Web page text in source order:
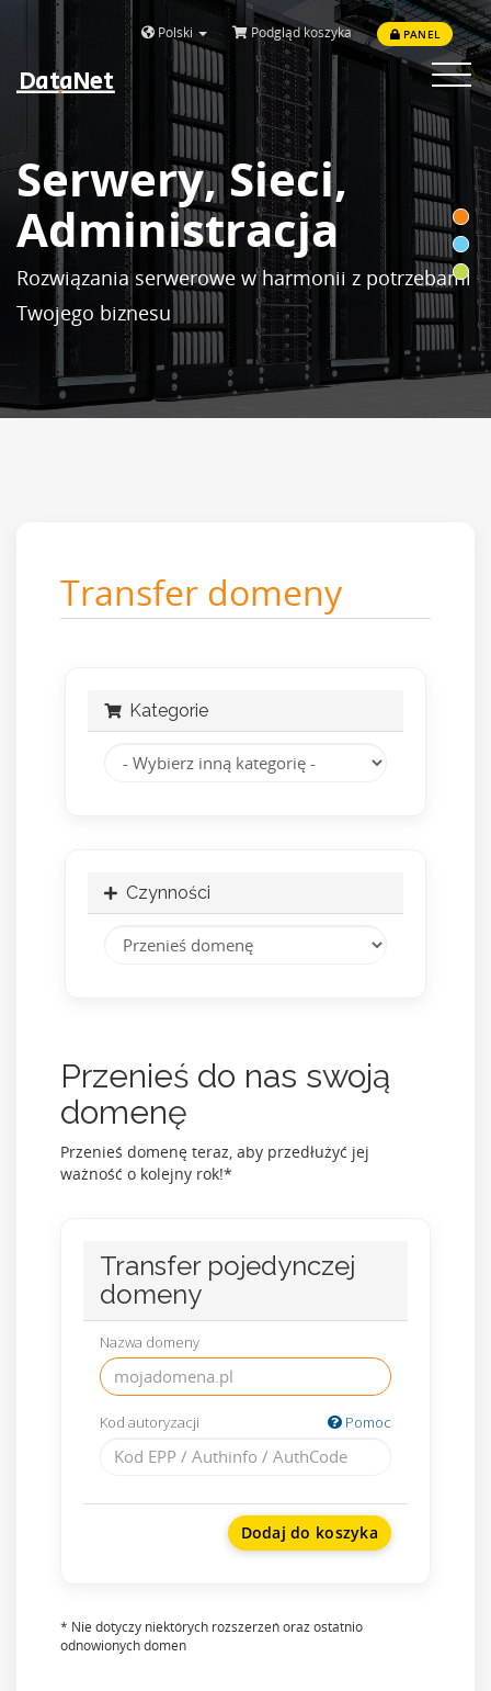
Polski Podgląd koszyka PANEL
DataNet
Toggle
Serwery, Sieci,
Administracja
Rozwiązania serwerowe w harmonii z potrzebami
Twojego biznesu
Transfer domeny
Kategorie
Czynności
Przenieś do nas swoją
domenę
Przenieś domenę teraz, aby przedłużyć jej
ważność o kolejny rok!*
Transfer pojedynczej
domeny
Nazwa domeny
Kod autoryzacji Pomoc
Dodaj do koszyka
* Nie dotyczy niektórych rozszerzeń oraz ostatnio
odnowionych domen